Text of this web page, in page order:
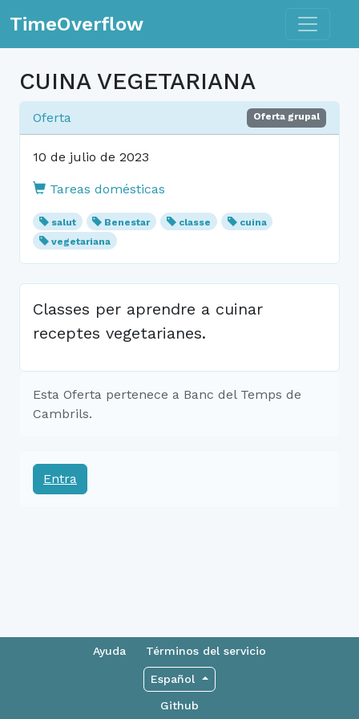
TimeOverflow Toggle
CUINA VEGETARIANA
Oferta Oferta grupal
10 de julio de 2023
Tareas domésticas
salut Benestar classe
cuina
vegetariana
Classes per aprendre a cuinar
receptes vegetarianes.
Esta Oferta pertenece a Banc del Temps de
Cambrils.
Entra
Ayuda Términos del servicio
Español
Github